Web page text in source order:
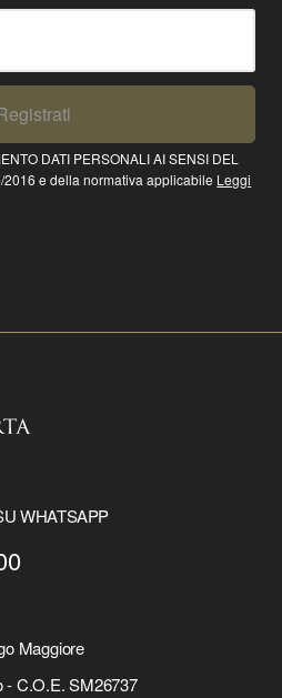
DATI PERSONALI AI SENSI DEL
2016 e della normativa applicabile Leggi
WHATSAPP
Maggiore
- C.O.E. SM26737